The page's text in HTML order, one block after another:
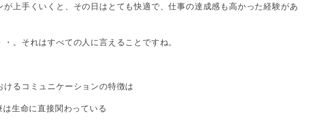
が上手くいくと、その日はとても快適で、仕事の達成感も高かった経験があ
・。それはすべての人に言えることですね。
けるコミュニケーションの特徴は
生命に直接関わっている